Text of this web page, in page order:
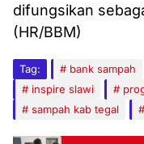
difungsikan
(HR/BBM)
Tag: bank sampah
inspire slawi
sampah kab tegal